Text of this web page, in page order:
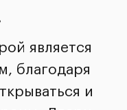
является
благодаря
и